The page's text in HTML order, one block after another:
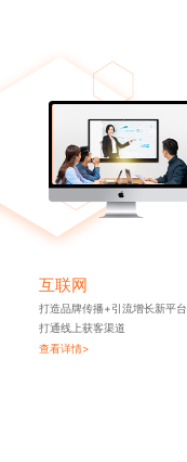
互联网
打造品牌传播+引流增长新平台
打通线上获客渠道
查看详情>